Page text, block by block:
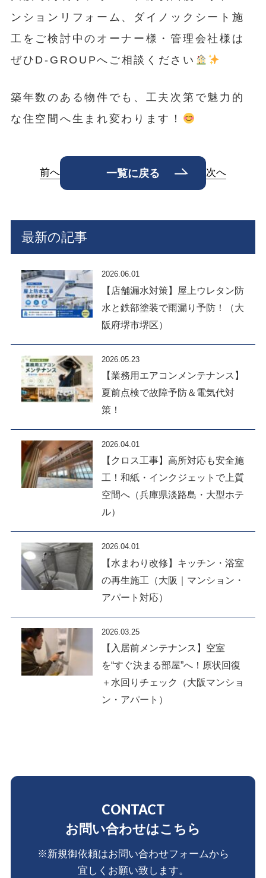
ンションリフォーム、ダイノックシート施
工をご検討中のオーナー様・管理会社様は
ぜひD-GROUPへご相談ください
築年数のある物件でも、工夫次第で魅力的
な住空間へ生まれ変わります！
前へ 一覧に戻る 次へ
最新の記事
2026.06.01
【店舗漏水対策】屋上ウレタン防
水と鉄部塗装で雨漏り予防！（大
阪府堺市堺区）
2026.05.23
【業務用エアコンメンテナンス】
夏前点検で故障予防＆電気代対
策！
2026.04.01
【クロス工事】高所対応も安全施
工！和紙・インクジェットで上質
空間へ（兵庫県淡路島・大型ホテ
ル）
2026.04.01
【水まわり改修】キッチン・浴室
の再生施工（大阪｜マンション・
アパート対応）
2026.03.25
【入居前メンテナンス】空室
を“すぐ決まる部屋”へ！原状回復
＋水回りチェック（大阪マンショ
ン・アパート）
CONTACT
お問い合わせはこちら
※新規御依頼はお問い合わせフォームから
宜しくお願い致します。